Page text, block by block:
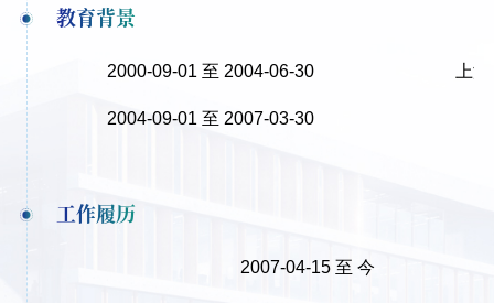
教育背景
2000-09-01 至 2004-06-30 上
2004-09-01 至 2007-03-30
工作履历
2007-04-15 至 今